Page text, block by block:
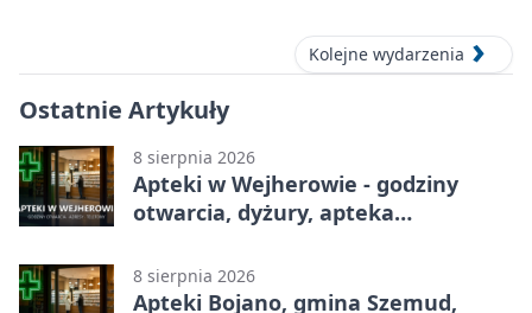
Kolejne wydarzenia
Ostatnie Artykuły
8 sierpnia 2026
Apteki w Wejherowie - godziny
otwarcia, dyżury, apteka
8 sierpnia 2026
Apteki Bojano, gmina Szemud,